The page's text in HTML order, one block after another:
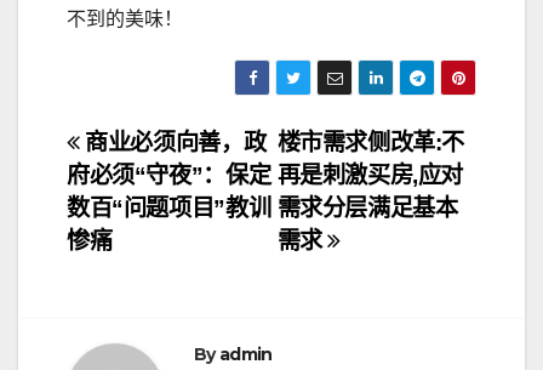
不到的美味！
文
章
导
楼市需求侧改革:不
再是刺激买房,应对
需求分层满足基本
需求
商业必须向善，政
府必须“守夜”：保定
数百“问题项目”教训
惨痛
Byadmin